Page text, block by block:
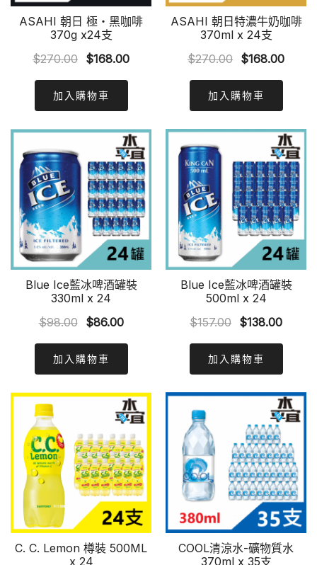
ASAHI 朝日 極‧黑咖啡
370g x24支
$270.00 Original
was:
$270.00.
$168.00Current
加入購物車
ASAHI 朝日特濃牛奶咖啡
370ml x 24支
$270.00 Original
was:
$270.00.
$168.00
加入購物車
Blue Ice藍冰啤酒罐裝
330ml x 24
$98.00
Original
was:
$98.00.
$86.00Current
$86.00.
加入購物車
Blue Ice藍冰啤酒罐裝
500ml x 24
$157.00 Original
was:
$157.00.
$138.00
加入購物車
C. C. Lemon 樽裝 500ML
x 24
COOL清涼水-礦物質水
370ml x 35支